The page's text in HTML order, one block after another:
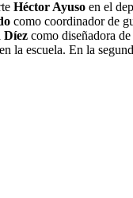
Héctor Ayuso en el
como coordinador de
como diseñadora
la escuela. En la